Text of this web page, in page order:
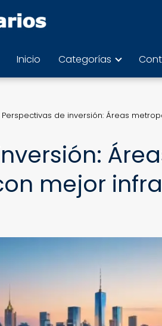
Inicio Categorías
Perspectivas de inversión: Áreas
mejor